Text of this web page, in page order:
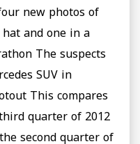
new photos of
and one in a
The suspects
SUV in
This compares
quarter of 2012
second quarter of